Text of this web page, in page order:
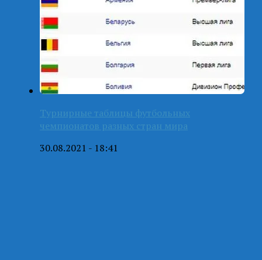
Турнирные таблицы футбольных
чемпионатов разных стран мира
30.08.2021 - 18:41